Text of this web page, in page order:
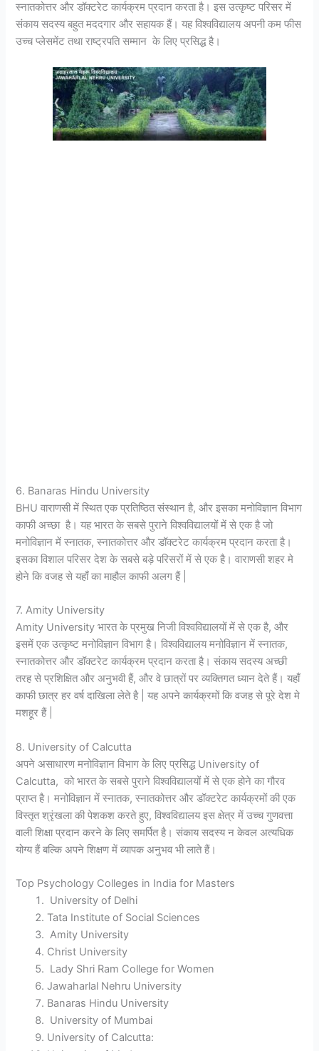
स्नातकोत्तर और डॉक्टरेट कार्यक्रम प्रदान करता है। इस उत्कृष्ट परिसर में
संकाय सदस्य बहुत मददगार और सहायक हैं। यह विश्वविद्यालय अपनी कम फीस
उच्च प्लेसमेंट तथा राष्ट्रपति सम्मान के लिए प्रसिद्ध है।
6. Banaras Hindu University
BHU वाराणसी में स्थित एक प्रतिष्ठित संस्थान है, और इसका मनोविज्ञान विभाग
काफी अच्छा है। यह भारत के सबसे पुराने विश्वविद्यालयों में से एक है जो
मनोविज्ञान में स्नातक, स्नातकोत्तर और डॉक्टरेट कार्यक्रम प्रदान करता है।
इसका विशाल परिसर देश के सबसे बड़े परिसरों में से एक है। वाराणसी शहर मे
होने कि वजह से यहाँ का माहौल काफी अलग हैं |
7. Amity University
Amity University भारत के प्रमुख निजी विश्वविद्यालयों में से एक है, और
इसमें एक उत्कृष्ट मनोविज्ञान विभाग है। विश्वविद्यालय मनोविज्ञान में स्नातक,
स्नातकोत्तर और डॉक्टरेट कार्यक्रम प्रदान करता है। संकाय सदस्य अच्छी
तरह से प्रशिक्षित और अनुभवी हैं, और वे छात्रों पर व्यक्तिगत ध्यान देते हैं। यहाँ
काफी छात्र हर वर्ष दाखिला लेते है | यह अपने कार्यक्रमों कि वजह से पूरे देश मे
मशहूर हैं |
8. University of Calcutta
अपने असाधारण मनोविज्ञान विभाग के लिए प्रसिद्ध University of
Calcutta, को भारत के सबसे पुराने विश्वविद्यालयों में से एक होने का गौरव
प्राप्त है। मनोविज्ञान में स्नातक, स्नातकोत्तर और डॉक्टरेट कार्यक्रमों की एक
विस्तृत श्रृंखला की पेशकश करते हुए, विश्वविद्यालय इस क्षेत्र में उच्च गुणवत्ता
वाली शिक्षा प्रदान करने के लिए समर्पित है। संकाय सदस्य न केवल अत्यधिक
योग्य हैं बल्कि अपने शिक्षण में व्यापक अनुभव भी लाते हैं।
Top Psychology Colleges in India for Masters
University of Delhi
Tata Institute of Social Sciences
Amity University
Christ University
Lady Shri Ram College for Women
Jawaharlal Nehru University
Banaras Hindu University
University of Mumbai
University of Calcutta: